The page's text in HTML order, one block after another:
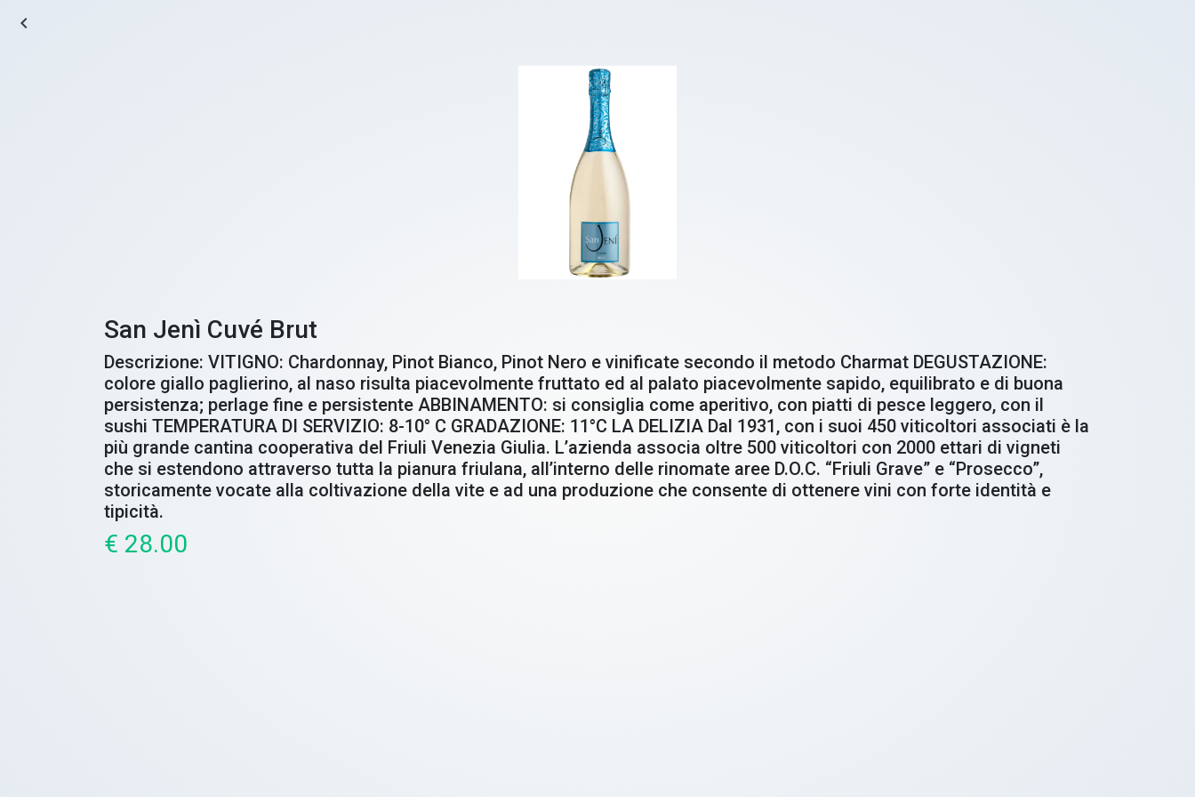
navigate_before
San Jenì Cuvé Brut
Descrizione: VITIGNO: Chardonnay, Pinot Bianco, Pinot Nero e vinificate secondo il metodo Charmat DEGUSTAZIONE:
colore giallo paglierino, al naso risulta piacevolmente fruttato ed al palato piacevolmente sapido, equilibrato e di buona
persistenza; perlage fine e persistente ABBINAMENTO: si consiglia come aperitivo, con piatti di pesce leggero, con il
sushi TEMPERATURA DI SERVIZIO: 8-10° C GRADAZIONE: 11°C LA DELIZIA Dal 1931, con i suoi 450 viticoltori associati è la
più grande cantina cooperativa del Friuli Venezia Giulia. L’azienda associa oltre 500 viticoltori con 2000 ettari di vigneti
che si estendono attraverso tutta la pianura friulana, all’interno delle rinomate aree D.O.C. “Friuli Grave” e “Prosecco”,
storicamente vocate alla coltivazione della vite e ad una produzione che consente di ottenere vini con forte identità e
tipicità.
€ 28.00